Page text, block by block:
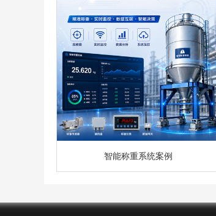
智能称重系统案例